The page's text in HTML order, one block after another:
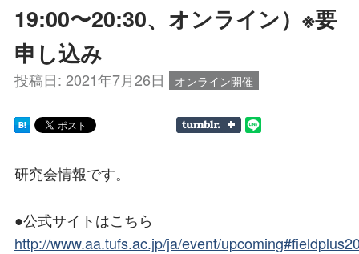
19:00〜20:30、オンライン）※要
申し込み
投稿日: 2021年7月26日 オンライン開催
研究会情報です。
●公式サイトはこちら
http://www.aa.tufs.ac.jp/ja/event/